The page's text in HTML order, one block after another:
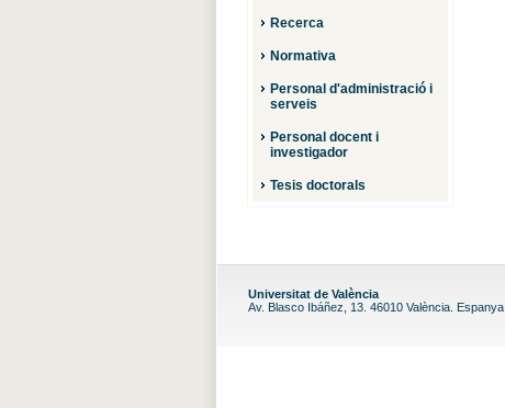
Recerca
Normativa
Personal d'administració i
serveis
Personal docent i
investigador
Tesis doctorals
Universitat de València
Av. Blasco Ibáñez, 13. 46010 València. Espanya